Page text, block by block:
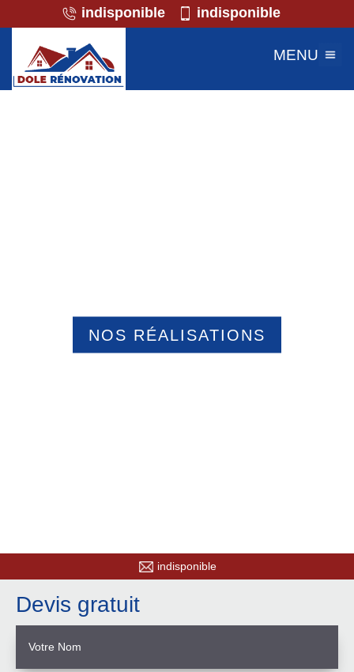
indisponible indisponible
MENU
NOS RÉALISATIONS
indisponible
Devis gratuit